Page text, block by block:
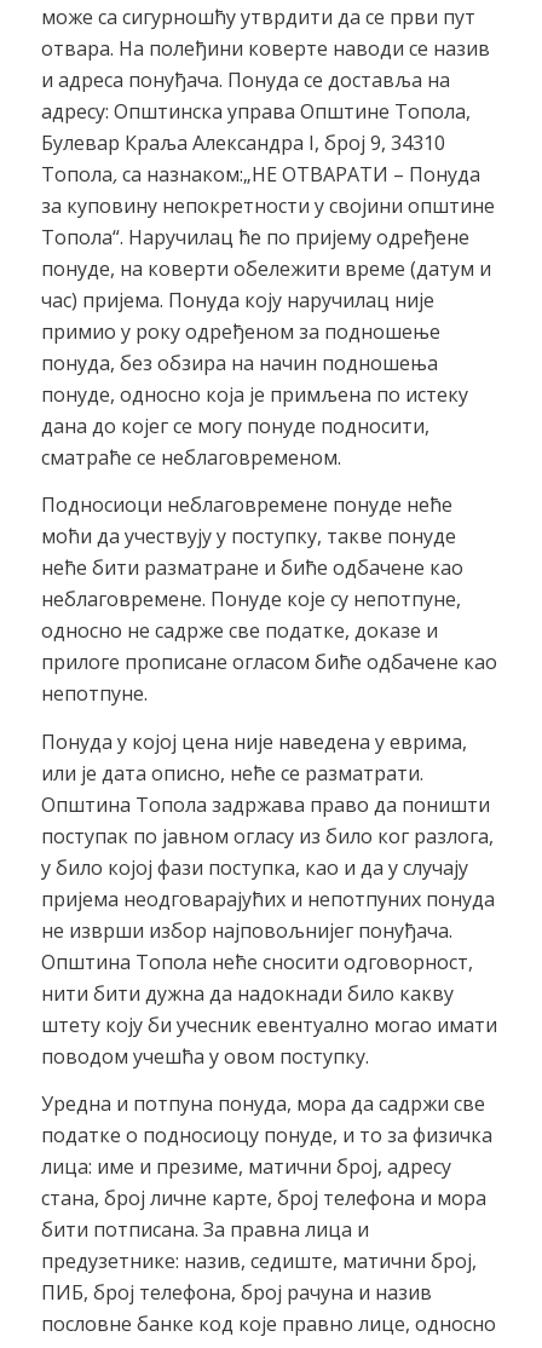
може са сигурношћу утврдити да се први пут
отвара. На полеђини коверте наводи се назив
и адреса понуђача. Понуда се доставља на
адресу: Општинска управа Општине Топола,
Булевар Краља Александра I, број 9, 34310
Топола,са назнаком:„НЕ ОТВАРАТИ – Понуда
за куповину непокретности у својини општине
Топола“. Наручилац ће по пријему одређене
понуде, на коверти обележити време (датум и
час) пријема. Понуда коју наручилац није
примио у року одређеном за подношење
понуда, без обзира на начин подношења
понуде, односно која је примљена по истеку
дана до којег се могу понуде подносити,
сматраће се неблаговременом.
Подносиоци неблаговремене понуде неће
моћи да учествују у поступку, такве понуде
неће бити разматране и биће одбачене као
неблаговремене. Понуде које су непотпуне,
односно не садрже све податке, доказе и
прилоге прописане огласом биће одбачене као
непотпуне.
Понуда у којој цена није наведена у еврима,
или је дата описно, неће се разматрати.
Општина Топола задржава право да поништи
поступак по јавном огласу из било ког разлога,
у било којој фази поступка, као и да у случају
пријема неодговарајућих и непотпуних понуда
не изврши избор најповољнијег понуђача.
Општина Топола неће сносити одговорност,
нити бити дужна да надокнади било какву
штету коју би учесник евентуално могао имати
поводом учешћа у овом поступку.
Уредна и потпуна понуда, мора да садржи све
податке о подносиоцу понуде, и то за физичка
лица: име и презиме, матични број, адресу
стана, број личне карте, број телефона и мора
бити потписана. За правна лица и
предузетнике: назив, седиште, матични број,
ПИБ, број телефона, број рачуна и назив
пословне банке код које правно лице, односно